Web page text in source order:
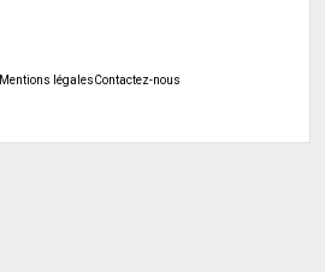
Mentions légalesContactez-nous